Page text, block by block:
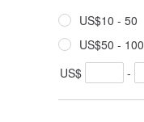
US$10 - 50
US$50 - 100
US$
-